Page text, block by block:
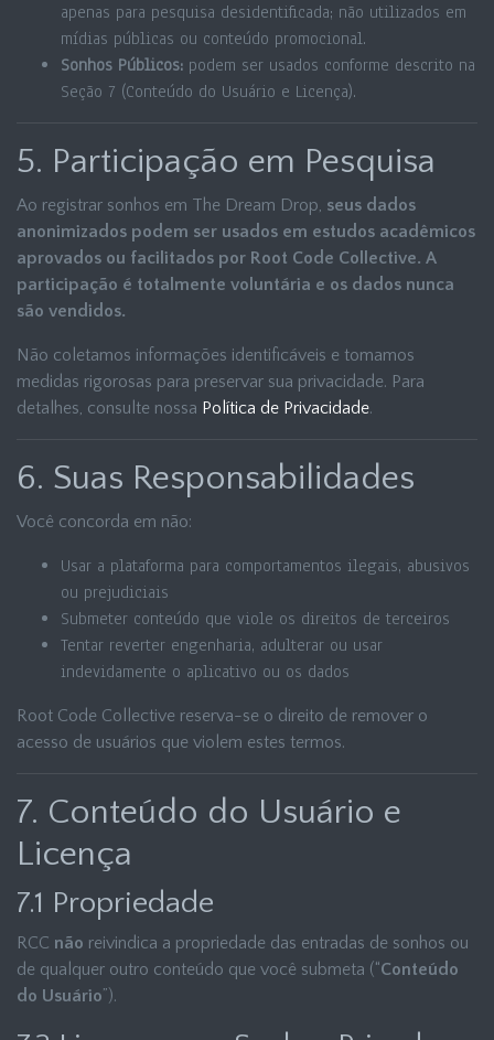
apenas para pesquisa desidentificada; não utilizados em
mídias públicas ou conteúdo promocional.
Sonhos Públicos: podem ser usados conforme descrito na
Seção 7 (Conteúdo do Usuário e Licença).
5. Participação em Pesquisa
Ao registrar sonhos em The Dream Drop, seus dados
anonimizados podem ser usados em estudos acadêmicos
aprovados ou facilitados por Root Code Collective. A
participação é totalmente voluntária e os dados nunca
são vendidos.
Não coletamos informações identificáveis e tomamos
medidas rigorosas para preservar sua privacidade. Para
detalhes, consulte nossa Política de Privacidade.
6. Suas Responsabilidades
Você concorda em não:
Usar a plataforma para comportamentos ilegais, abusivos
ou prejudiciais
Submeter conteúdo que viole os direitos de terceiros
Tentar reverter engenharia, adulterar ou usar
indevidamente o aplicativo ou os dados
Root Code Collective reserva-se o direito de remover o
acesso de usuários que violem estes termos.
7. Conteúdo do Usuário e
Licença
7.1 Propriedade
RCC não reivindica a propriedade das entradas de sonhos ou
de qualquer outro conteúdo que você submeta (“Conteúdo
do Usuário”).